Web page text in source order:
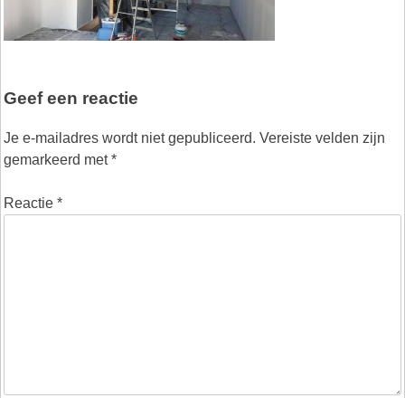
Geef een reactie
Je e-mailadres wordt niet gepubliceerd. Vereiste velden zijn
gemarkeerd met*
Reactie *